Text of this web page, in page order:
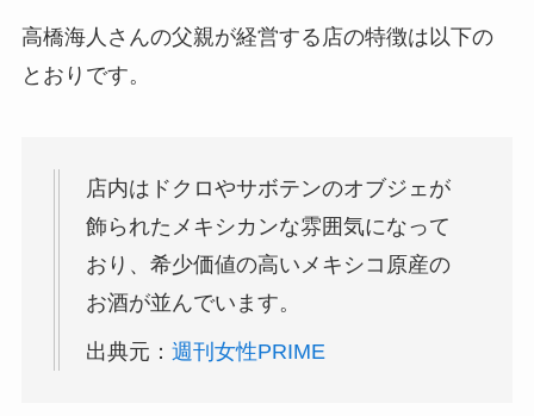
高橋海人さんの父親が経営する店の特徴は以下の
とおりです。
店内はドクロやサボテンのオブジェが
飾られたメキシカンな雰囲気になって
おり、希少価値の高いメキシコ原産の
お酒が並んでいます。
出典元： 週刊女性PRIME